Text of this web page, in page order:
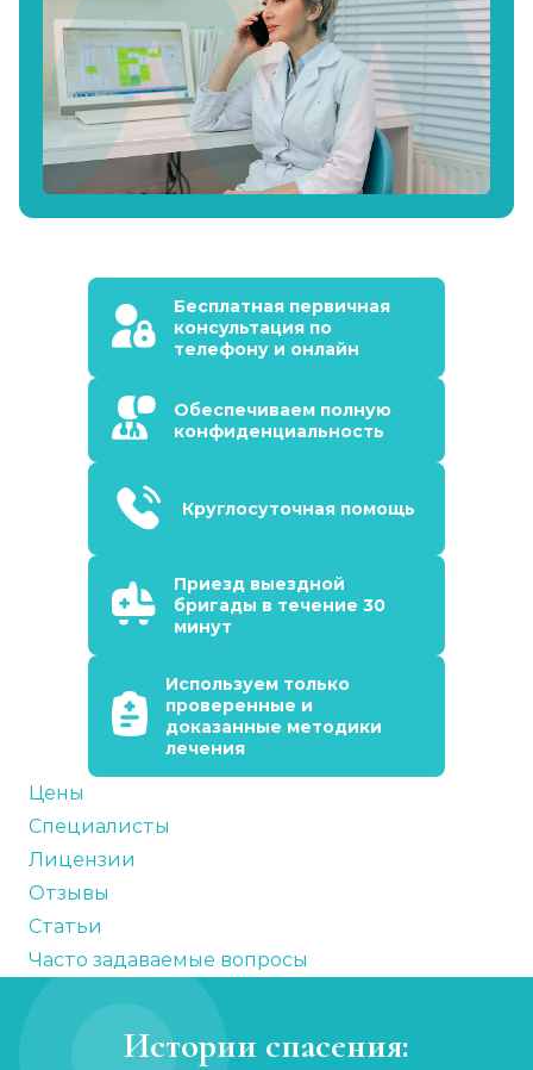
Бесплатная первичная
консультация по
телефону и онлайн
Обеспечиваем полную
конфиденциальность
Круглосуточная помощь
Приезд выездной
бригады в течение 30
минут
Используем только
проверенные и
доказанные методики
лечения
Цены
Специалисты
Лицензии
Отзывы
Статьи
Часто задаваемые вопросы
Истории спасения: